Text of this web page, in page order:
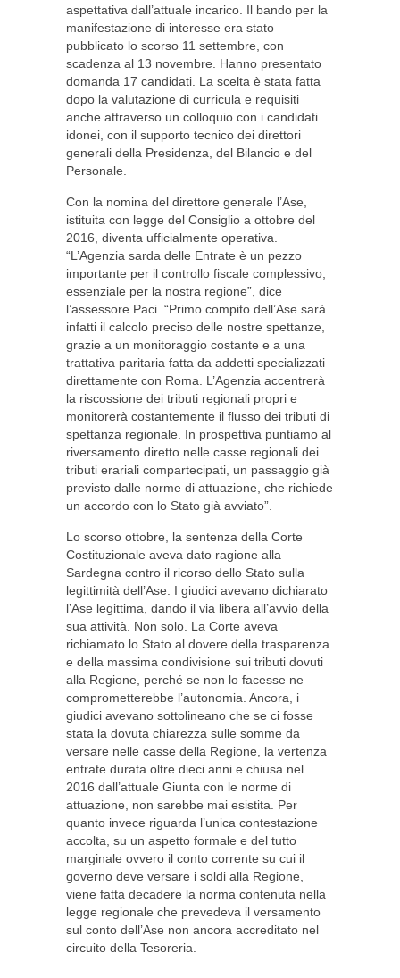
aspettativa dall’attuale incarico. Il bando per la
manifestazione di interesse era stato
pubblicato lo scorso 11 settembre, con
scadenza al 13 novembre. Hanno presentato
domanda 17 candidati. La scelta è stata fatta
dopo la valutazione di curricula e requisiti
anche attraverso un colloquio con i candidati
idonei, con il supporto tecnico dei direttori
generali della Presidenza, del Bilancio e del
Personale.
Con la nomina del direttore generale l’Ase,
istituita con legge del Consiglio a ottobre del
2016, diventa ufficialmente operativa.
“L’Agenzia sarda delle Entrate è un pezzo
importante per il controllo fiscale complessivo,
essenziale per la nostra regione”, dice
l’assessore Paci. “Primo compito dell’Ase sarà
infatti il calcolo preciso delle nostre spettanze,
grazie a un monitoraggio costante e a una
trattativa paritaria fatta da addetti specializzati
direttamente con Roma. L’Agenzia accentrerà
la riscossione dei tributi regionali propri e
monitorerà costantemente il flusso dei tributi di
spettanza regionale. In prospettiva puntiamo al
riversamento diretto nelle casse regionali dei
tributi erariali compartecipati, un passaggio già
previsto dalle norme di attuazione, che richiede
un accordo con lo Stato già avviato”.
Lo scorso ottobre, la sentenza della Corte
Costituzionale aveva dato ragione alla
Sardegna contro il ricorso dello Stato sulla
legittimità dell’Ase. I giudici avevano dichiarato
l’Ase legittima, dando il via libera all’avvio della
sua attività. Non solo. La Corte aveva
richiamato lo Stato al dovere della trasparenza
e della massima condivisione sui tributi dovuti
alla Regione, perché se non lo facesse ne
comprometterebbe l’autonomia. Ancora, i
giudici avevano sottolineano che se ci fosse
stata la dovuta chiarezza sulle somme da
versare nelle casse della Regione, la vertenza
entrate durata oltre dieci anni e chiusa nel
2016 dall’attuale Giunta con le norme di
attuazione, non sarebbe mai esistita. Per
quanto invece riguarda l’unica contestazione
accolta, su un aspetto formale e del tutto
marginale ovvero il conto corrente su cui il
governo deve versare i soldi alla Regione,
viene fatta decadere la norma contenuta nella
legge regionale che prevedeva il versamento
sul conto dell’Ase non ancora accreditato nel
circuito della Tesoreria.